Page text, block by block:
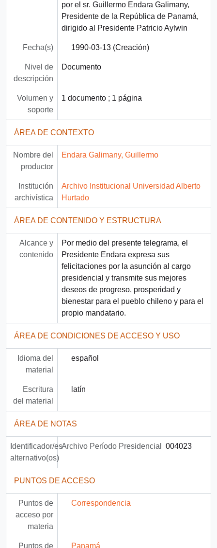
por el sr. Guillermo Endara Galimany,
Presidente de la República de Panamá,
dirigido al Presidente Patricio Aylwin
Fecha(s) 1990-03-13 (Creación)
Nivel de
descripción
Documento
Volumen y
soporte
1 documento ; 1 página
ÁREA DE CONTEXTO
Nombre del
productor
Endara Galimany, Guillermo
Institución
archivística
Archivo Institucional Universidad Alberto
Hurtado
ÁREA DE CONTENIDO Y ESTRUCTURA
Alcance y
contenido
Por medio del presente telegrama, el
Presidente Endara expresa sus
felicitaciones por la asunción al cargo
presidencial y transmite sus mejores
deseos de progreso, prosperidad y
bienestar para el pueblo chileno y para el
propio mandatario.
ÁREA DE CONDICIONES DE ACCESO Y USO
Idioma del
material
español
Escritura
del material
latín
ÁREA DE NOTAS
Identificador/es
alternativo(os)
Archivo Período Presidencial 004023
PUNTOS DE ACCESO
Puntos de
acceso por
materia
Correspondencia
Puntos de Panamá